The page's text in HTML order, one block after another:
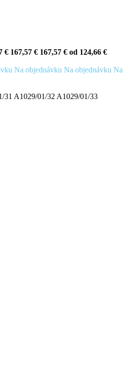
€ 167,57 € 167,57 € od 124,66 €
Na objednávku Na objednávku Na
31 A1029/01/32 A1029/01/33